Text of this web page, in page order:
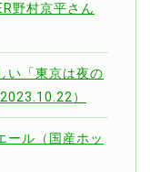
野村京平さん
い「東京は夜の
）
ール（国産ホッ